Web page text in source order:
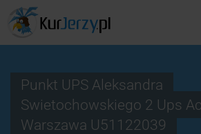
Wyceń przesyłkę
Punkt UPS Aleksandra
Swietochowskiego 2 Ups
Warszawa U51122039